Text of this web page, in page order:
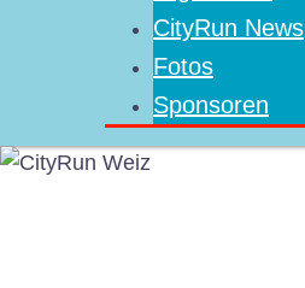
CityRun News
Fotos
Sponsoren